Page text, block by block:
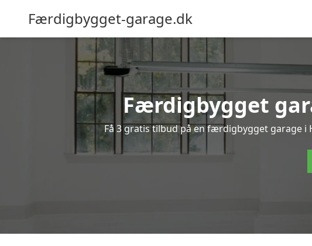
Færdigbygget-garage.dk
Færdigbygget
Få 3 gratis tilbud på en færdigbygget garage